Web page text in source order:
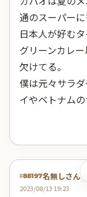
通のスーパーに
日本人が好む
グリーンカレ
欠けてる。
僕は元々サラ
イやベトナム
#88197名無しさん
2023/08/13 19:23